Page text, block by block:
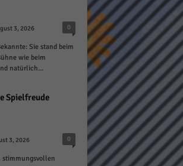
3, 2026 0
Sie stand beim
wie beim
natürlich...
Spielfreude
3, 2026 0
stimmungsvollen